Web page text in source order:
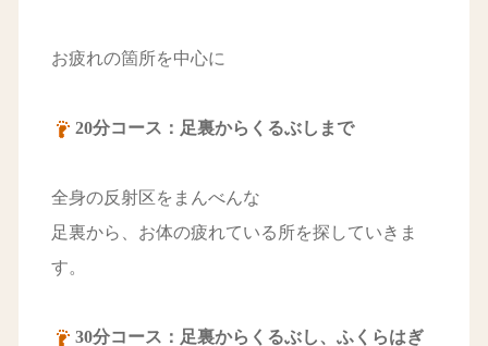
お疲れの箇所を中心に
20分コース：足裏からくるぶしまで
全身の反射区をまんべんな
足裏から、お体の疲れている所を探していきま
す。
30分コース：足裏からくるぶし、ふくらはぎ